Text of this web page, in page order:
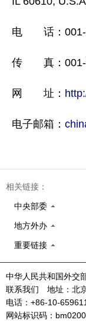
电 话：001-
传 真：001-
网 址：
电子邮箱：
相关链接：
中央部委
地方外办
重要链接
中华人民共和国外
联系我们 地址：北
电话：+86-10-
网站标识码：